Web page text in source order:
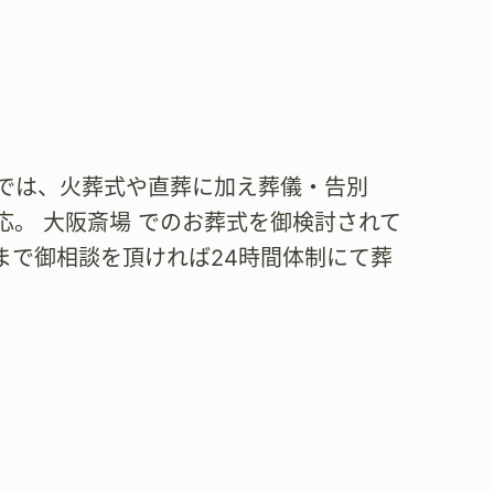
、火葬式や直葬に加え葬儀・告別
大阪斎場 でのお葬式を御検討されて
御相談を頂ければ24時間体制にて葬